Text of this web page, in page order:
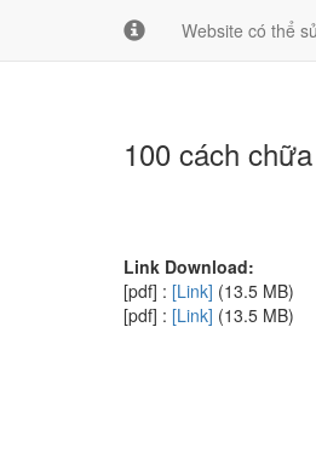
Website có thể
100 cách
Link Download:
[pdf] : [Link] (13.5 MB)
[pdf] : [Link] (13.5 MB)